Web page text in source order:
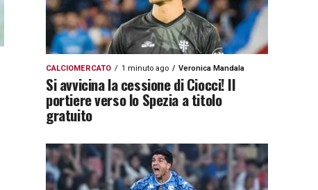
CALCIOMERCATO 1 minuto ago Veronica Mandala
Si avvicina la cessione di Ciocci! Il
portiere verso lo Spezia a titolo
gratuito